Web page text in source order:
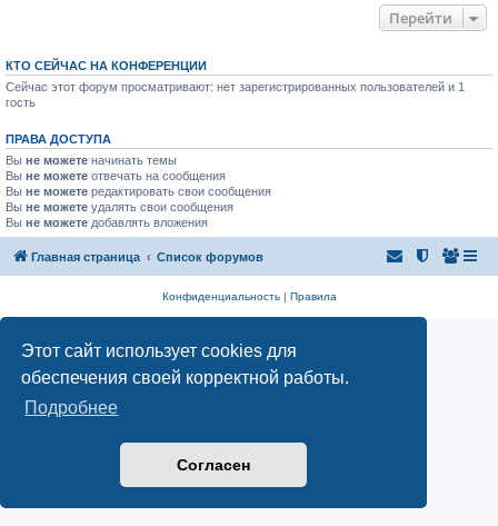
Этот сайт использует cookies для
обеспечения своей корректной работы.
Подробнее
Согласен
Перейти
КТО СЕЙЧАС НА КОНФЕРЕНЦИИ
Сейчас этот форум просматривают: нет зарегистрированных пользователей и 1
гость
ПРАВА ДОСТУПА
Вы не можете начинать темы
Вы не можете отвечать на сообщения
Вы не можете редактировать свои сообщения
Вы не можете удалять свои сообщения
Вы не можете добавлять вложения
Главная страница Список форумов
Конфиденциальность| Правила